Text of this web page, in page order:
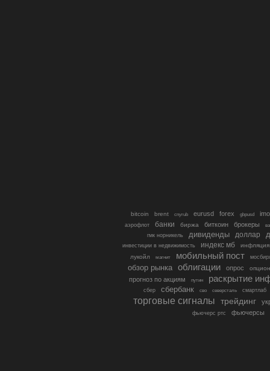
bitcoin brent cnyrub eurusd forex gbpusd
аэрофлот банки биржа биткоин брокеры
гмк норникель
дивиденды доллар
инвестиции в недвижимость индекс мб
инфляция
лукойл
магнит мобильный пост
обзор рынка облигации опрос
прогноз по акциям путин раскрытие
сбер сбербанк сво северсталь смартлаб
торговые сигналы трейдинг
фьючерс ртс фьючерсы